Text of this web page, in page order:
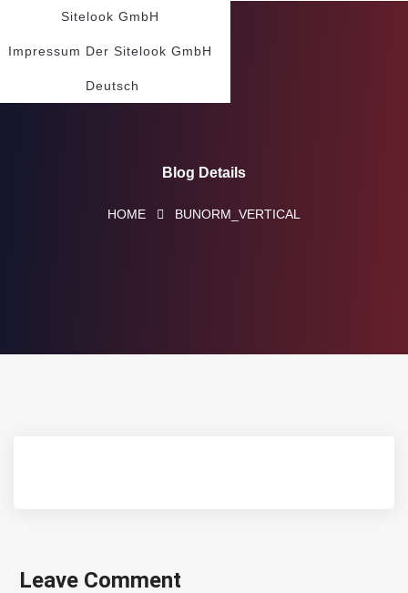
Sitelook GmbH
Impressum Der Sitelook GmbH
Deutsch
Blog Details
HOME BUNORM_VERTICAL
Leave Comment